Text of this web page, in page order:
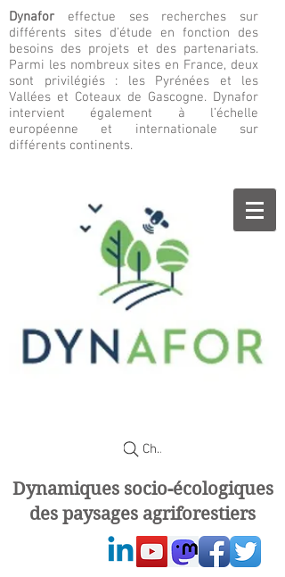
Dynafor effectue ses recherches sur
différents sites d’étude en fonction des
besoins des projets et des partenariats.
Parmi les nombreux sites en France, deux
sont privilégiés : les Pyrénées et les
Vallées et Coteaux de Gascogne. Dynafor
intervient également à l’échelle
européenne et internationale sur
différents continents.
Chercher
Dynamiques socio-écologiques
des paysages agriforestiers